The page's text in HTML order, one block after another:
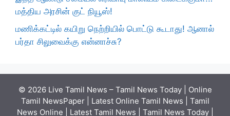
மத்திய அரசின் குட் நியூஸ்!
மணிக்கட்டில் கயிறு நெற்றியில் பொட்டு கூடாது! ஆனால்
பர்தா சிலுவைக்கு என்னாச்சு?
© 2026 Live Tamil News – Tamil News Today | Online
Tamil NewsPaper | Latest Online Tamil News | Tamil
News Online | Latest Tamil News | Tamil News Today |